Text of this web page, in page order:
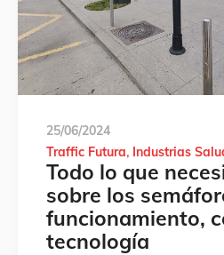
25/06/2024
Traffic Futura Industrias
Todo lo que
sobre los
funcionamiento,
tecnología